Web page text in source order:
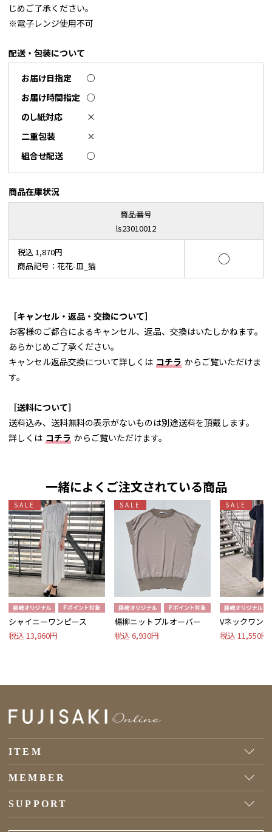
じめご了承ください。
※電子レンジ使用不可
配送・包装について
お届け日指定
○
お届け時間指定 ○
のし紙対応
×
二重包装
×
組合せ配送
○
商品在庫状況
商品番号
ls23010012
税込 1,870円
商品記号：花花-皿_猫
○
［キャンセル・返品・交換について］
お客様のご都合によるキャンセル、返品、交換はいたしかねます。
あらかじめご了承ください。
キャンセル返品交換について詳しくは コチラ からご覧いただけま
す。
［送料について］
送料込み、送料無料の表示がないものは別途送料を頂戴します。
詳しくは コチラ からご覧いただけます。
一緒によくご注文されている商品
SALE
シャイニーワンピース
税込 13,860円
SALE
楊柳ニットプルオーバー
税込 6,930円
SALE
Vネックワン
税込 11,550円
ITEM
MEMBER
SUPPORT